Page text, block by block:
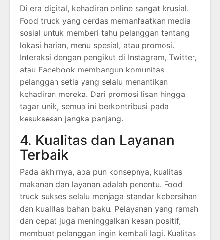
Di era digital, kehadiran online sangat krusial.
Food truck yang cerdas memanfaatkan media
sosial untuk memberi tahu pelanggan tentang
lokasi harian, menu spesial, atau promosi.
Interaksi dengan pengikut di Instagram, Twitter,
atau Facebook membangun komunitas
pelanggan setia yang selalu menantikan
kehadiran mereka. Dari promosi lisan hingga
tagar unik, semua ini berkontribusi pada
kesuksesan jangka panjang.
4. Kualitas dan Layanan
Terbaik
Pada akhirnya, apa pun konsepnya, kualitas
makanan dan layanan adalah penentu. Food
truck sukses selalu menjaga standar kebersihan
dan kualitas bahan baku. Pelayanan yang ramah
dan cepat juga meninggalkan kesan positif,
membuat pelanggan ingin kembali lagi. Kualitas